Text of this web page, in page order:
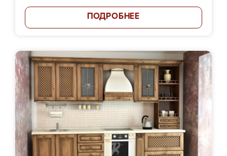
ПОДРОБНЕЕ